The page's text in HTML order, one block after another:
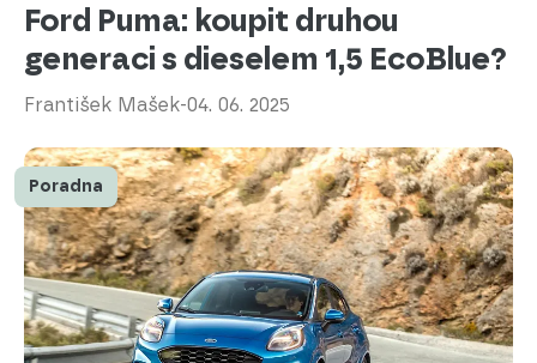
Ford Puma: koupit druhou
generaci s dieselem 1,5 EcoBlue?
František Mašek-04. 06. 2025
Poradna